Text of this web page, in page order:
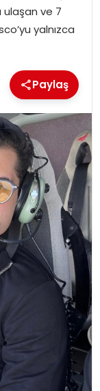
ulaşan ve 7
yalnızca
Paylaş